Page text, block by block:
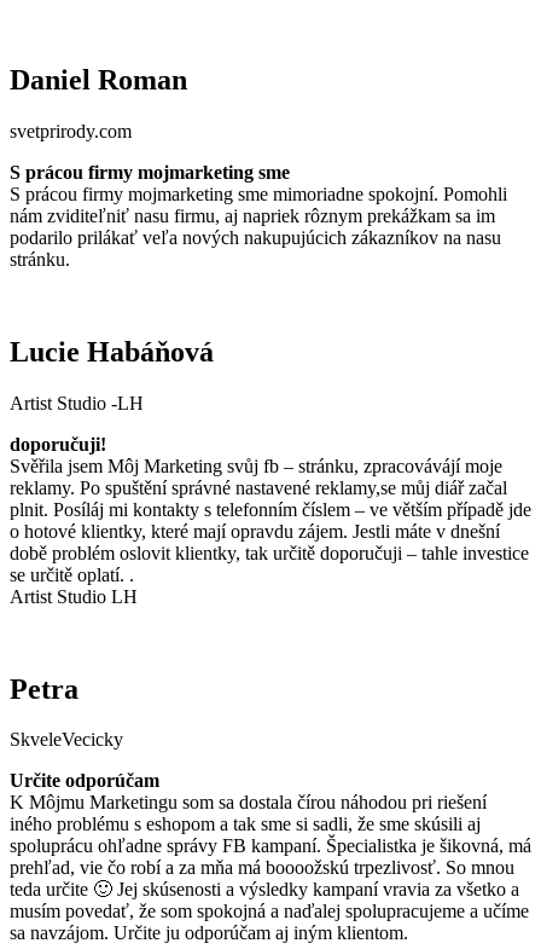
Daniel Roman
svetprirody.com
S prácou firmy mojmarketing sme
S prácou firmy mojmarketing sme mimoriadne spokojní. Pomohli
nám zviditeľniť nasu firmu, aj napriek rôznym prekážkam sa im
podarilo prilákať veľa nových nakupujúcich zákazníkov na nasu
stránku.
Lucie Habáňová
Artist Studio -LH
doporučuji!
Svěřila jsem Môj Marketing svůj fb – stránku, zpracovávájí moje
reklamy. Po spuštění správné nastavené reklamy,se můj diář začal
plnit. Posíláj mi kontakty s telefonním číslem – ve větším případě jde
o hotové klientky, které mají opravdu zájem. Jestli máte v dnešní
době problém oslovit klientky, tak určitě doporučuji – tahle investice
se určitě oplatí. .
Artist Studio LH
Petra
SkveleVecicky
Určite odporúčam
K Môjmu Marketingu som sa dostala čírou náhodou pri riešení
iného problému s eshopom a tak sme si sadli, že sme skúsili aj
spoluprácu ohľadne správy FB kampaní. Špecialistka je šikovná, má
prehľad, vie čo robí a za mňa má boooožskú trpezlivosť. So mnou
teda určite 🙂 Jej skúsenosti a výsledky kampaní vravia za všetko a
musím povedať, že som spokojná a naďalej spolupracujeme a učíme
sa navzájom. Určite ju odporúčam aj iným klientom.